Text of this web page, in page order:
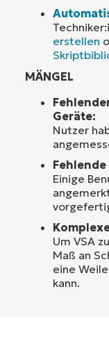
erstellen
MÄNGEL
Geräte:
Nutzer
Einige
Um VSA
Maß an
eine
kann.